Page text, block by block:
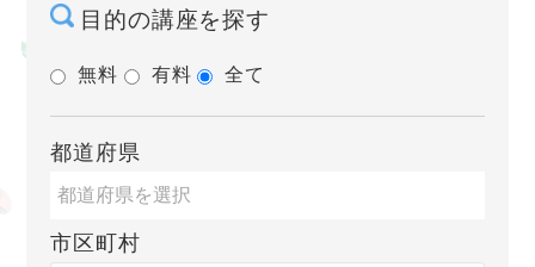
目的の講座を探す
無料 有料 全て
都道府県
市区町村